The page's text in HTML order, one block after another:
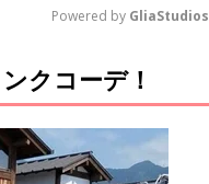
M
u
e
Powered by GliaStudios
クコーデ！